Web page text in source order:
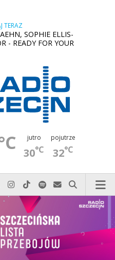
TERAZ
SOPHIE ELLIS-
- READY FOR YOUR
jutro
30°C
pojutrze
32°C
po prostu do nas zadzwoń
nas na Facebook-u
Odwiedź nas na X
Odwiedź nas na Instagram-ie
Odwiedź nas na TikTok-u
Szukaj nas na Spotify
Wyślij do nas
Szukaj